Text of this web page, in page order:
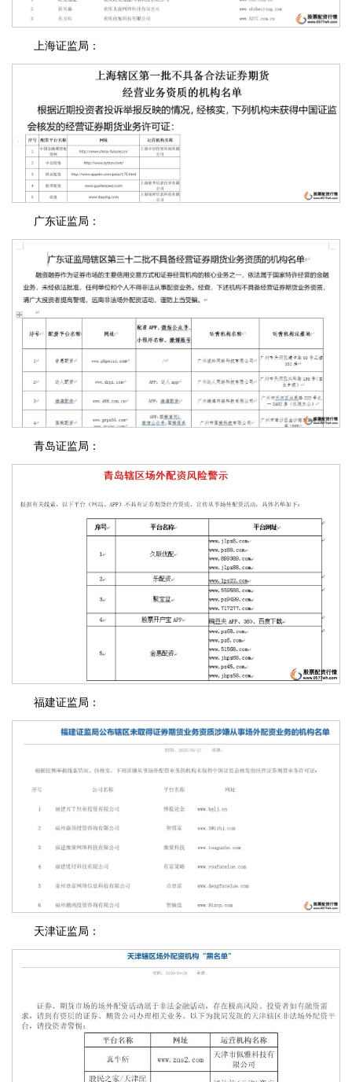
上海证监局：
广东证监局：
青岛证监局：
福建证监局：
天津证监局：